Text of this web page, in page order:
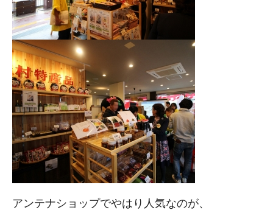
アンテナショップでやはり人気なのが、